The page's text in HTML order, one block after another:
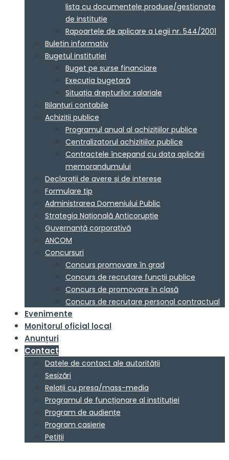
lista cu documentele produse/gestionate
de instituție
Rapoartele de aplicare a Legii nr. 544/2001
Buletin informativ
Bugetul instituției
Buget pe surse financiare
Execuția bugetară
Situația drepturilor salariale
Bilanțuri contabile
Achiziții publice
Programul anual al achizițiilor publice
Centralizatorul achizițiilor publice
Contractele începand cu data aplicării
memorandumului
Declarații de avere și de interese
Formulare tip
Administrarea Domeniului Public
Strategia Națională Anticorupție
Guvernanță corporativă
ANCOM
Concursuri
Concurs promovare în grad
Concurs de recrutare funcții publice
Concurs de promovare în clasă
Concurs de recrutare personal contractual
Evenimente
Monitorul oficial local
Anunțuri
Contact
Datele de contact ale autorității
Sesizări
Relații cu presa/mass-media
Programul de funcționare al instituției
Program de audiențe
Program casierie
Petiții